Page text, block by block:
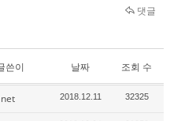
댓글
쓴이 날짜 조회 수
2018.12.11 32325